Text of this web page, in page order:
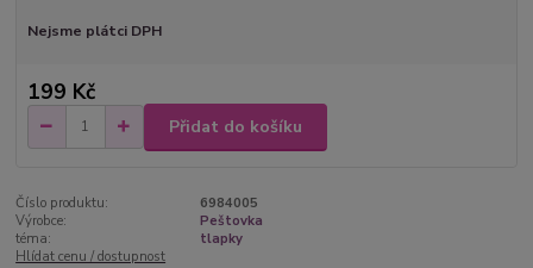
Nejsme plátci DPH
199 Kč
Přidat do košíku
Číslo produktu:
6984005
Výrobce:
Peštovka
téma:
tlapky
Hlídat cenu / dostupnost